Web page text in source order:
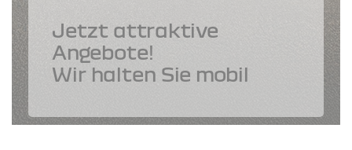
Jetzt attraktive
Angebote!
Wir halten Sie mobil